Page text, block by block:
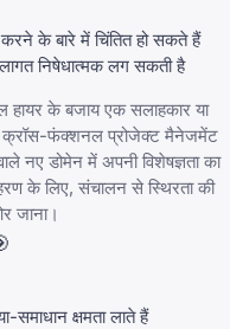
करने के बारे में चिंतित हो सकते हैं
लागत निषेधात्मक लग सकती है
के बजाय एक सलाहकार या
क्रॉस-फंक्शनल प्रोजेक्ट मैनेजमेंट
डोमेन में अपनी विशेषज्ञता का
के लिए, संचालन से स्थिरता की
जाना।
समाधान क्षमता लाते हैं